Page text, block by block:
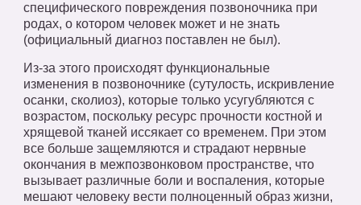
специфического повреждения позвоночника при
родах, о котором человек может и не знать
(официальный диагноз поставлен не был).
Из-за этого происходят функциональные
изменения в позвоночнике (сутулость, искривление
осанки, сколиоз), которые только усугубляются с
возрастом, поскольку ресурс прочности костной и
хрящевой тканей иссякает со временем. При этом
все больше защемляются и страдают нервные
окончания в межпозвонковом пространстве, что
вызывает различные боли и воспаления, которые
мешают человеку вести полноценный образ жизни,